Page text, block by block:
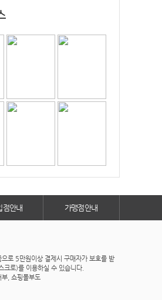
점안내 가맹점안내
로 5만원이상 결제시 구매자가 보호를 받
크로)를 이용하실 수 있습니다.
, 쇼핑몰부도